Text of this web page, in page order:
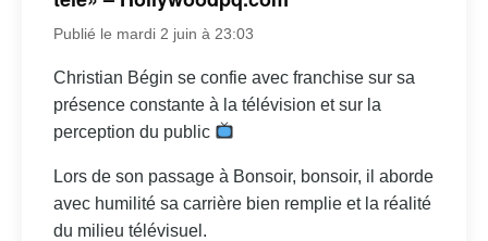
Publié le mardi 2 juin à 23:03
Christian Bégin se confie avec franchise sur sa
présence constante à la télévision et sur la
perception du public
Lors de son passage à Bonsoir, bonsoir, il aborde
avec humilité sa carrière bien remplie et la réalité
du milieu télévisuel.